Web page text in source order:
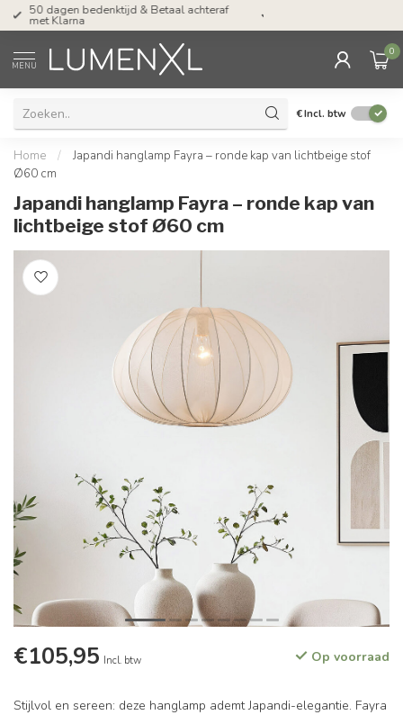
Tel: ma-do tot 23.00, vr tot 21.00, za tot
17.00 uur
MENU
0
€Incl. btw
Home /
Japandi hanglamp Fayra – ronde kap van lichtbeige stof
Ø60 cm
Japandi hanglamp Fayra – ronde kap van
lichtbeige stof Ø60 cm
€105,95 Incl. btw Op voorraad
Stijlvol en sereen: deze hanglamp ademt Japandi-elegantie. Fayra